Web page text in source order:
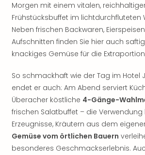
Morgen mit einem vitalen,
Frühstücksbuffet im lichtdurchfluteten
Neben frischen Backwaren,
Aufschnitten finden Sie hier auch
knackiges Gemüse für die
So schmackhaft wie der Tag im Hotel
endet er auch: Am Abend serviert
Überacher köstliche 4-Gänge-
frischen Salatbuffet – die Verwendung
Erzeugnisse, Kräutern aus dem
Gemüse vom örtlichen Bauern
besonderes Geschmackserlebnis.